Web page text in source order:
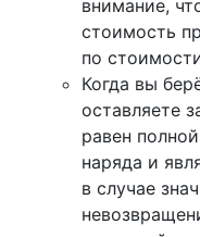
внимание,
стоимость
по
Когда вы
оставляете
равен
наряда и
в случае